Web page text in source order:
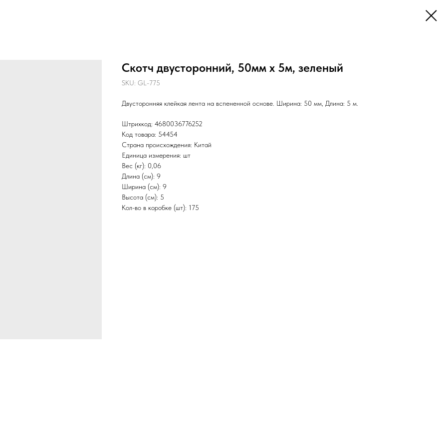
Скотч двусторонний, 50мм х 5м, зеленый
SKU: GL-775
Двусторонняя клейкая лента на вспененной основе. Ширина: 50 мм, Длина: 5 м.
Штрихкод: 4680036776252
Код товара: 54454
Страна происхождения: Китай
Единица измерения: шт
Вес (кг): 0,06
Длина (см): 9
Ширина (см): 9
Высота (см): 5
Кол-во в коробке (шт): 175